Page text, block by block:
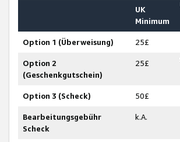
UK
Minimum
Option 1 (Überweisung) 25£
Option 2
(Geschenkgutschein)
25£
Option 3 (Scheck) 50£
Bearbeitungsgebühr
Scheck
k.A.